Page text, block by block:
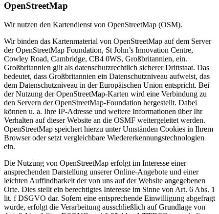
OpenStreetMap
Wir nutzen den Kartendienst von OpenStreetMap (OSM).
Wir binden das Kartenmaterial von OpenStreetMap auf dem Server
der OpenStreetMap Foundation, St John’s Innovation Centre,
Cowley Road, Cambridge, CB4 0WS, Großbritannien, ein.
Großbritannien gilt als datenschutzrechtlich sicherer Drittstaat. Das
bedeutet, dass Großbritannien ein Datenschutzniveau aufweist, das
dem Datenschutzniveau in der Europäischen Union entspricht. Bei
der Nutzung der OpenStreetMap-Karten wird eine Verbindung zu
den Servern der OpenStreetMap-Foundation hergestellt. Dabei
können u. a. Ihre IP-Adresse und weitere Informationen über Ihr
Verhalten auf dieser Website an die OSMF weitergeleitet werden.
OpenStreetMap speichert hierzu unter Umständen Cookies in Ihrem
Browser oder setzt vergleichbare Wiedererkennungstechnologien
ein.
Die Nutzung von OpenStreetMap erfolgt im Interesse einer
ansprechenden Darstellung unserer Online-Angebote und einer
leichten Auffindbarkeit der von uns auf der Website angegebenen
Orte. Dies stellt ein berechtigtes Interesse im Sinne von Art. 6 Abs. 1
lit. f DSGVO dar. Sofern eine entsprechende Einwilligung abgefragt
wurde, erfolgt die Verarbeitung ausschließlich auf Grundlage von